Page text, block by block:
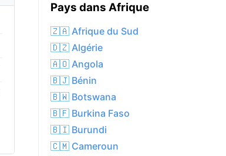
Pays dans Afrique
🇿🇦 Afrique du Sud
🇩🇿 Algérie
🇦🇴 Angola
🇧🇯 Bénin
🇧🇼 Botswana
🇧🇫 Burkina Faso
🇧🇮 Burundi
🇨🇲 Cameroun